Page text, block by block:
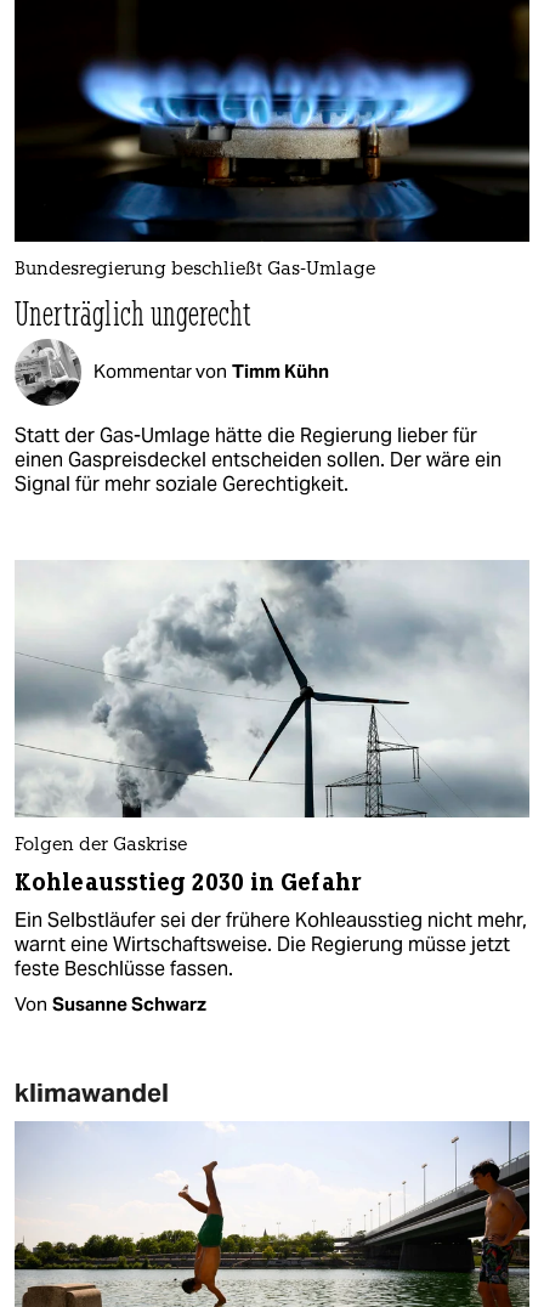
Bundesregierung beschließt Gas-Umlage
Unerträglich ungerecht
Kommentar von Timm Kühn
Statt der Gas-Umlage hätte die Regierung lieber für
einen Gaspreisdeckel entscheiden sollen. Der wäre ein
Signal für mehr soziale Gerechtigkeit.
Folgen der Gaskrise
Kohleausstieg 2030 in Gefahr
Ein Selbstläufer sei der frühere Kohleausstieg nicht mehr,
warnt eine Wirtschaftsweise. Die Regierung müsse jetzt
feste Beschlüsse fassen.
Von Susanne Schwarz
klimawandel